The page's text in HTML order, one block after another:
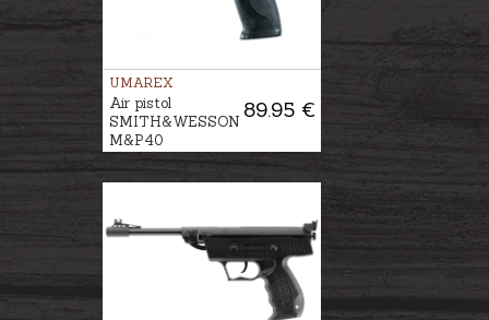
UMAREX
89.95 €
Air pistol
SMITH&WESSON
M&P40